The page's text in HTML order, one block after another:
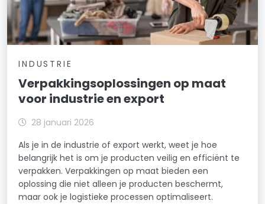
INDUSTRIE
Verpakkingsoplossingen op maat
voor industrie en export
28 januari 2026
Als je in de industrie of export werkt, weet je hoe
belangrijk het is om je producten veilig en efficiënt te
verpakken. Verpakkingen op maat bieden een
oplossing die niet alleen je producten beschermt,
maar ook je logistieke processen optimaliseert.